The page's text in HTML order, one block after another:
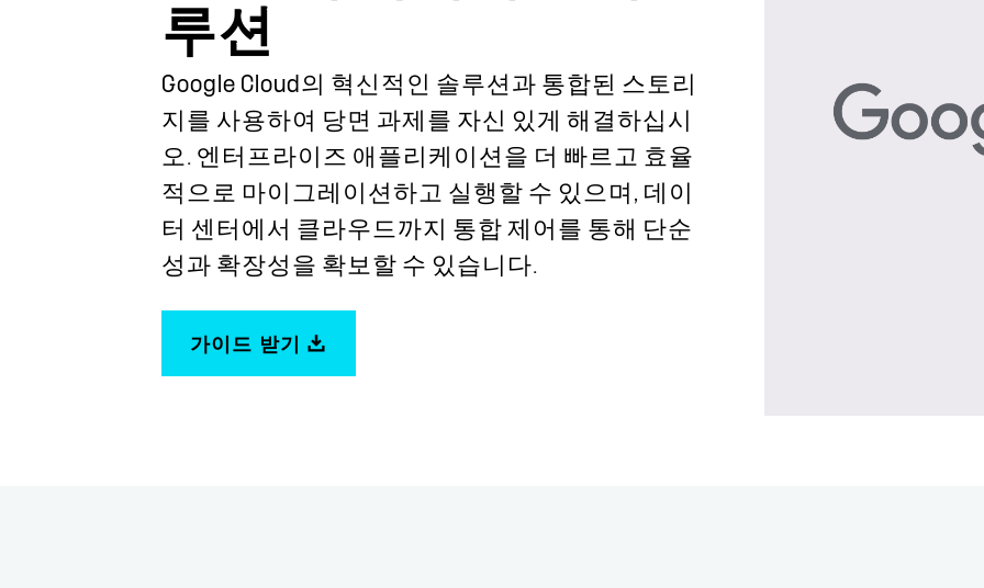
루션
Google Cloud의 혁신적인 솔루션과 통합된 스토리
지를 사용하여 당면 과제를 자신 있게 해결하십시
오. 엔터프라이즈 애플리케이션을 더 빠르고 효율
적으로 마이그레이션하고 실행할 수 있으며, 데이
터 센터에서 클라우드까지 통합 제어를 통해 단순
성과 확장성을 확보할 수 있습니다.
가이드 받기